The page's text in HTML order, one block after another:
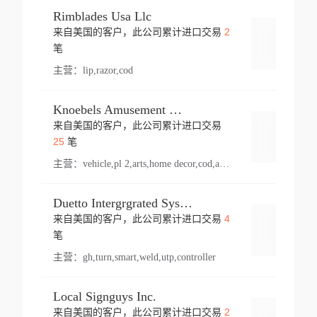
Rimblades Usa Llc
来自美国的客户，此公司累计进口交易 2
笔
主营： lip,razor,cod
Knoebels Amusement Resort
来自美国的客户，此公司累计进口交易
25笔
主营： vehicle,pl 2,arts,home decor,cod,amusement ride,sea
Duetto Intergrgrated Systems Inc.
来自美国的客户，此公司累计进口交易 4
笔
主营： gh,turn,smart,weld,utp,controller
Local Signguys Inc.
来自美国的客户，此公司累计进口交易 2